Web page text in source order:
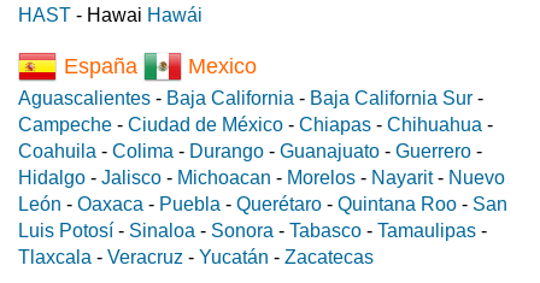
HAST - Hawai Hawái
España Mexico
Aguascalientes - Baja California - Baja California Sur -
Campeche - Ciudad de México - Chiapas - Chihuahua -
Coahuila - Colima - Durango - Guanajuato - Guerrero -
Hidalgo - Jalisco - Michoacan - Morelos - Nayarit- Nuevo
León - Oaxaca - Puebla - Querétaro - Quintana Roo - San
Luis Potosí - Sinaloa - Sonora - Tabasco - Tamaulipas -
Tlaxcala - Veracruz - Yucatán - Zacatecas